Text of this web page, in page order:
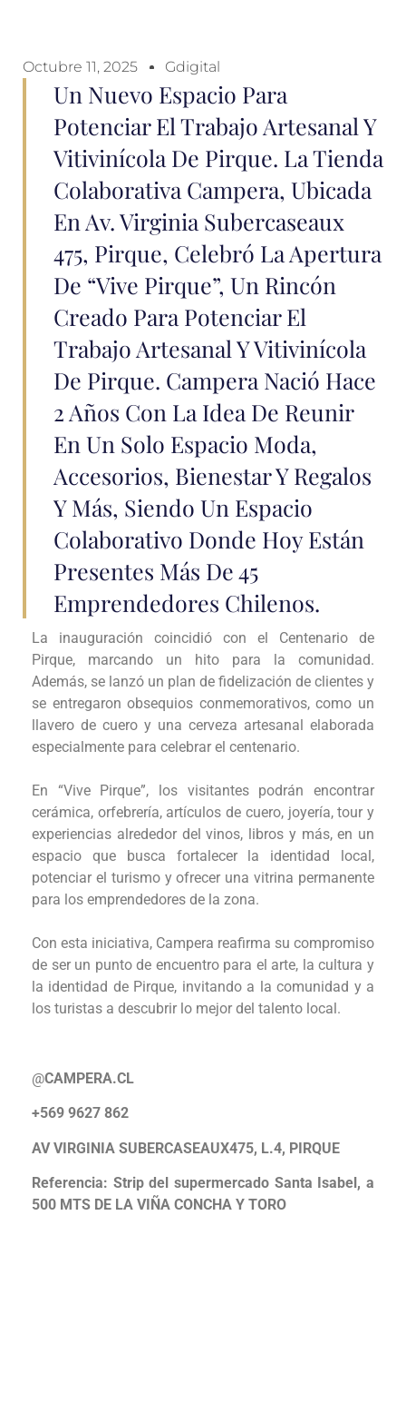
Octubre 11, 2025 Gdigital
Un Nuevo Espacio Para
Potenciar El Trabajo Artesanal Y
Vitivinícola De Pirque. La Tienda
Colaborativa Campera, Ubicada
En Av. Virginia Subercaseaux
475, Pirque, Celebró La Apertura
De “Vive Pirque”, Un Rincón
Creado Para Potenciar El
Trabajo Artesanal Y Vitivinícola
De Pirque. Campera Nació Hace
2 Años Con La Idea De Reunir
En Un Solo Espacio Moda,
Accesorios, Bienestar Y Regalos
Y Más, Siendo Un Espacio
Colaborativo Donde Hoy Están
Presentes Más De 45
Emprendedores Chilenos.
La inauguración coincidió con el Centenario de
Pirque, marcando un hito para la comunidad.
Además, se lanzó un plan de fidelización de clientes y
se entregaron obsequios conmemorativos, como un
llavero de cuero y una cerveza artesanal elaborada
especialmente para celebrar el centenario.
En “Vive Pirque”, los visitantes podrán encontrar
cerámica, orfebrería, artículos de cuero, joyería, tour y
experiencias alrededor del vinos, libros y más, en un
espacio que busca fortalecer la identidad local,
potenciar el turismo y ofrecer una vitrina permanente
para los emprendedores de la zona.
Con esta iniciativa, Campera reafirma su compromiso
de ser un punto de encuentro para el arte, la cultura y
la identidad de Pirque, invitando a la comunidad y a
los turistas a descubrir lo mejor del talento local.
@CAMPERA.CL
+569 9627 862
AV VIRGINIA SUBERCASEAUX475, L.4, PIRQUE
Referencia: Strip del supermercado Santa Isabel, a
500 MTS DE LA VIÑA CONCHA Y TORO